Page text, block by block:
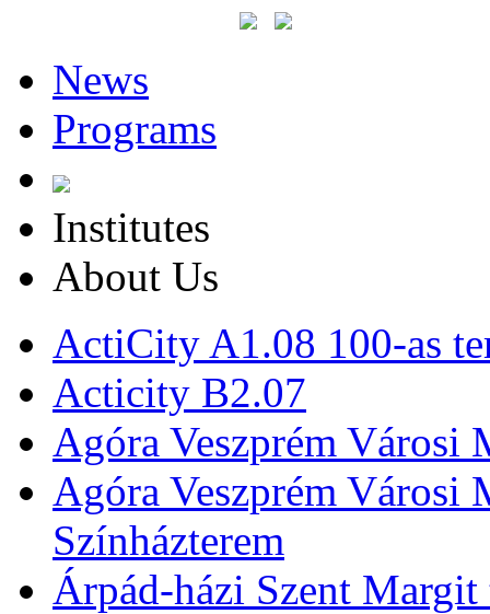
News
Programs
Institutes
About Us
ActiCity A1.08 100-as
Acticity B2.07
Agóra Veszprém Városi
Agóra Veszprém Városi
Színházterem
Árpád-házi Szent